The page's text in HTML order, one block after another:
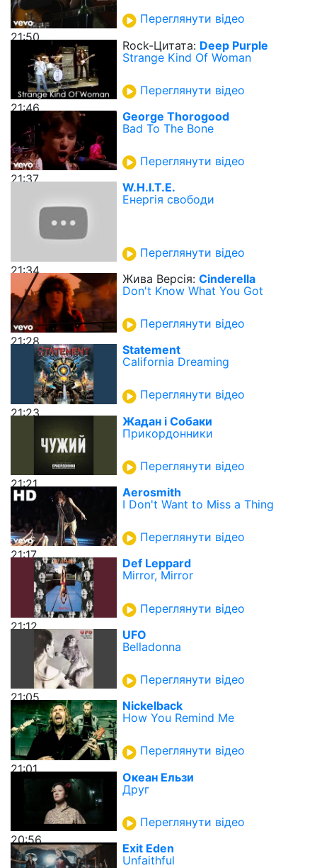
21:50
Переглянути відео
21:46
Rock-Цитата: Deep Purple
Strange Kind Of Woman
Переглянути відео
21:37
George Thorogood
Bad To The Bone
Переглянути відео
21:34
W.H.I.T.E.
Енергія свободи
Переглянути відео
21:28
Жива Версія: Cinderella
Don't Know What You Got
Переглянути відео
21:23
Statement
California Dreaming
Переглянути відео
21:21
Жадан і Собаки
Прикордонники
Переглянути відео
21:17
Aerosmith
I Don't Want to Miss a Thing
Переглянути відео
21:12
Def Leppard
Mirror, Mirror
Переглянути відео
21:05
UFO
Belladonna
Переглянути відео
21:01
Nickelback
How You Remind Me
Переглянути відео
20:56
Океан Ельзи
Друг
Переглянути відео
Exit Eden
Unfaithful